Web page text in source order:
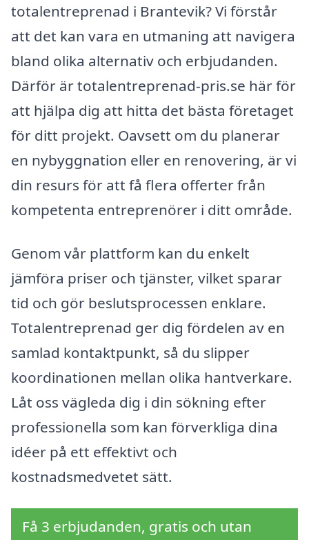
totalentreprenad i Brantevik? Vi förstår
att det kan vara en utmaning att navigera
bland olika alternativ och erbjudanden.
Därför är totalentreprenad-pris.se här för
att hjälpa dig att hitta det bästa företaget
för ditt projekt. Oavsett om du planerar
en nybyggnation eller en renovering, är vi
din resurs för att få flera offerter från
kompetenta entreprenörer i ditt område.
Genom vår plattform kan du enkelt
jämföra priser och tjänster, vilket sparar
tid och gör beslutsprocessen enklare.
Totalentreprenad ger dig fördelen av en
samlad kontaktpunkt, så du slipper
koordinationen mellan olika hantverkare.
Låt oss vägleda dig i din sökning efter
professionella som kan förverkliga dina
idéer på ett effektivt och
kostnadsmedvetet sätt.
Få 3 erbjudanden, gratis och utan